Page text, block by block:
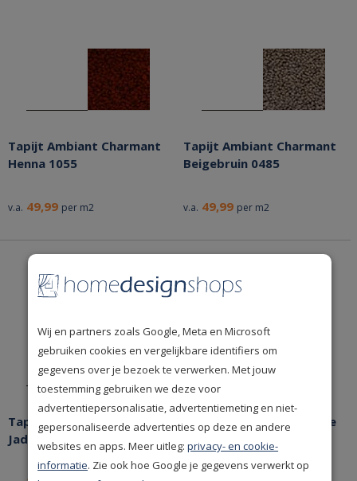
Tapijt Ambiant Charmant
Henna 1055
v.a. 49,99 per m2
Tapijt Ambiant Charmant
Beigebruin 0485
v.a. 49,99 per m2
Tapijt Ambiant Topaas
Jadezwart 0275
Tapijt Ambiant Baltimore
Aluminium 0147
Wij en partners zoals Google, Meta en Microsoft
gebruiken cookies en vergelijkbare identifiers om
gegevens over je bezoek te verwerken. Met jouw
toestemming gebruiken we deze voor
advertentiepersonalisatie, advertentiemeting en niet-
gepersonaliseerde advertenties op deze en andere
websites en apps. Meer uitleg:privacy- en cookie-
informatie. Zie ook hoe Google je gegevens verwerkt op